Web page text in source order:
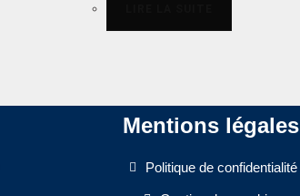
Mentions légales
Politique de confidentialité